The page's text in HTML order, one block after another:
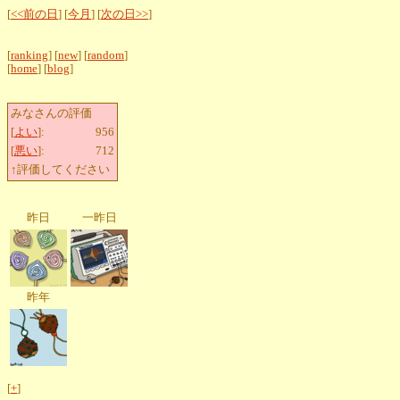
[<<前の日 ] [今月 ] [次の日>>]
[ranking] [new] [random]
[home] [blog]
みなさんの評価
[よい]:
956
[悪い]:
712
↑評価してください
昨日 一昨日
昨年
[+]